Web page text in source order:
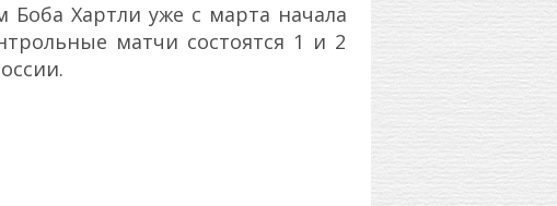
Боба Хартли уже с марта начала
матчи состоятся 1 и 2